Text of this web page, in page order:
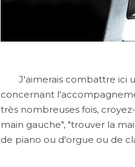
J'aimerais combattre ici
concernant
très nombreuses fois,
main gauche", "trouver la
de piano ou d'orgue ou de